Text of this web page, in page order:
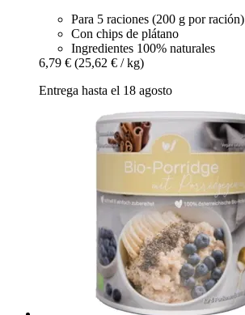
Para 5 raciones (200 g por ración)
Con chips de plátano
Ingredientes 100% naturales
6,79 € (25,62 € / kg)
Entrega hasta el 18 agosto